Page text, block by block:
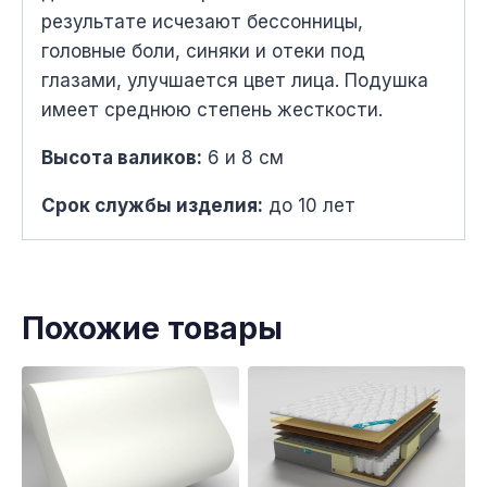
результате исчезают бессонницы,
головные боли, синяки и отеки под
глазами, улучшается цвет лица. Подушка
имеет среднюю степень жесткости.
Высота валиков: 6 и 8 см
Срок службы изделия: до 10 лет
Похожие товары